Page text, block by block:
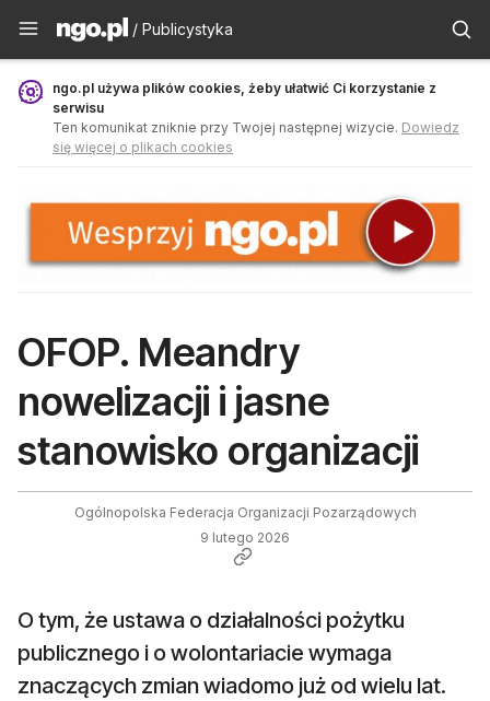
Publicystyka - ngo.pl
/ Publicystyka
ngo.pl używa plików cookies, żeby ułatwić Ci korzystanie z
serwisu
Ten komunikat zniknie przy Twojej następnej wizycie. Dowiedz
się więcej o plikach cookies
OFOP. Meandry
nowelizacji i jasne
stanowisko organizacji
Ogólnopolska Federacja Organizacji Pozarządowych
9 lutego 2026
O tym, że ustawa o działalności pożytku
publicznego i o wolontariacie wymaga
znaczących zmian wiadomo już od wielu lat.